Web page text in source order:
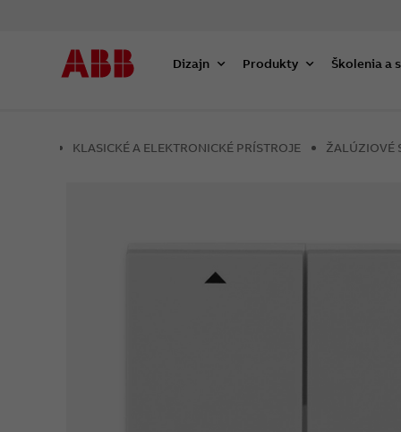
Dizajn Produkty Školenia a
KLASICKÉ A ELEKTRONICKÉ PRÍSTROJE ŽALÚZIOVÉ